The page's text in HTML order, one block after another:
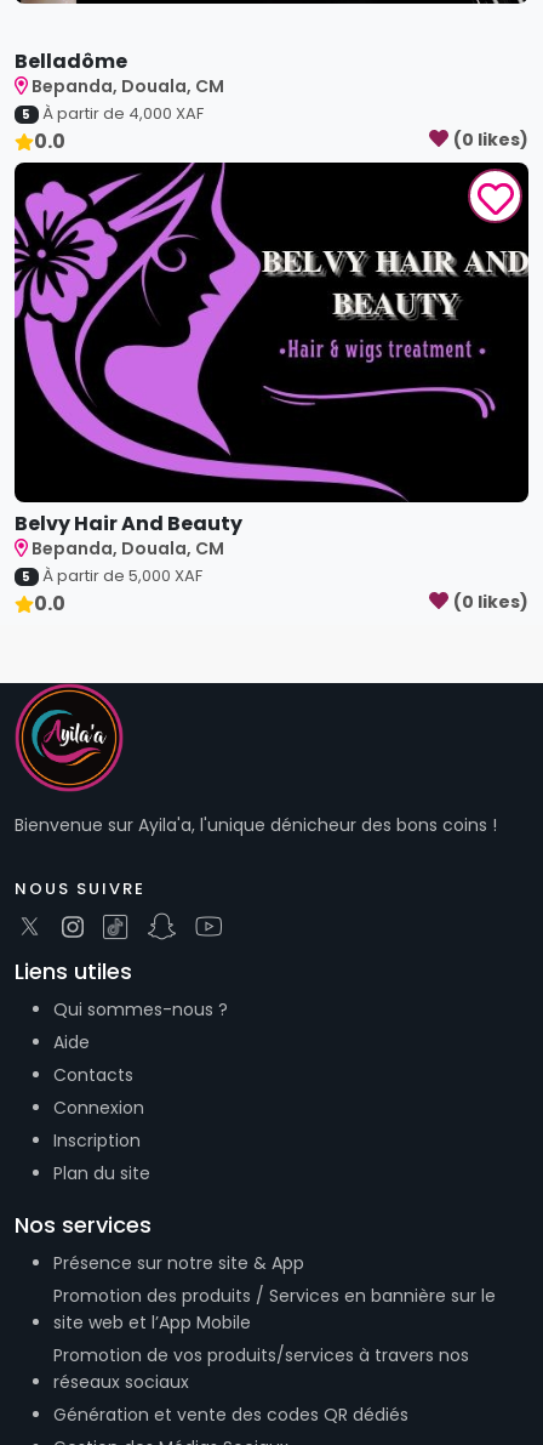
Belladôme
Bepanda, Douala, CM
5 À partir de 4,000 XAF
0.0 (0 likes)
Belvy Hair And Beauty
Bepanda, Douala, CM
5 À partir de 5,000 XAF
0.0 (0 likes)
Bienvenue sur Ayila'a, l'unique dénicheur des bons coins !
NOUS SUIVRE
Liens utiles
Qui sommes-nous ?
Aide
Contacts
Connexion
Inscription
Plan du site
Nos services
Présence sur notre site & App
Promotion des produits / Services en bannière sur le
site web et l’App Mobile
Promotion de vos produits/services à travers nos
réseaux sociaux
Génération et vente des codes QR dédiés